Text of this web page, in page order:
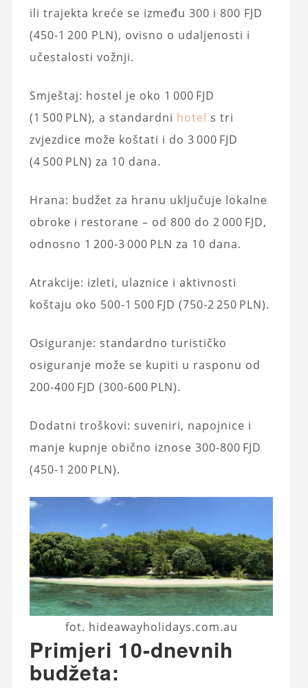
ili trajekta kreće se između 300 i 800 FJD
(450-1 200 PLN), ovisno o udaljenosti i
učestalosti vožnji.
Smještaj: hostel je oko 1 000 FJD
(1 500 PLN), a standardni hotel s tri
zvjezdice može koštati i do 3 000 FJD
(4 500 PLN) za 10 dana.
Hrana: budžet za hranu uključuje lokalne
obroke i restorane – od 800 do 2 000 FJD,
odnosno 1 200-3 000 PLN za 10 dana.
Atrakcije: izleti, ulaznice i aktivnosti
koštaju oko 500-1 500 FJD (750-2 250 PLN).
Osiguranje: standardno turističko
osiguranje može se kupiti u rasponu od
200-400 FJD (300-600 PLN).
Dodatni troškovi: suveniri, napojnice i
manje kupnje obično iznose 300-800 FJD
(450-1 200 PLN).
fot. hideawayholidays.com.au
Primjeri 10-dnevnih
budžeta: